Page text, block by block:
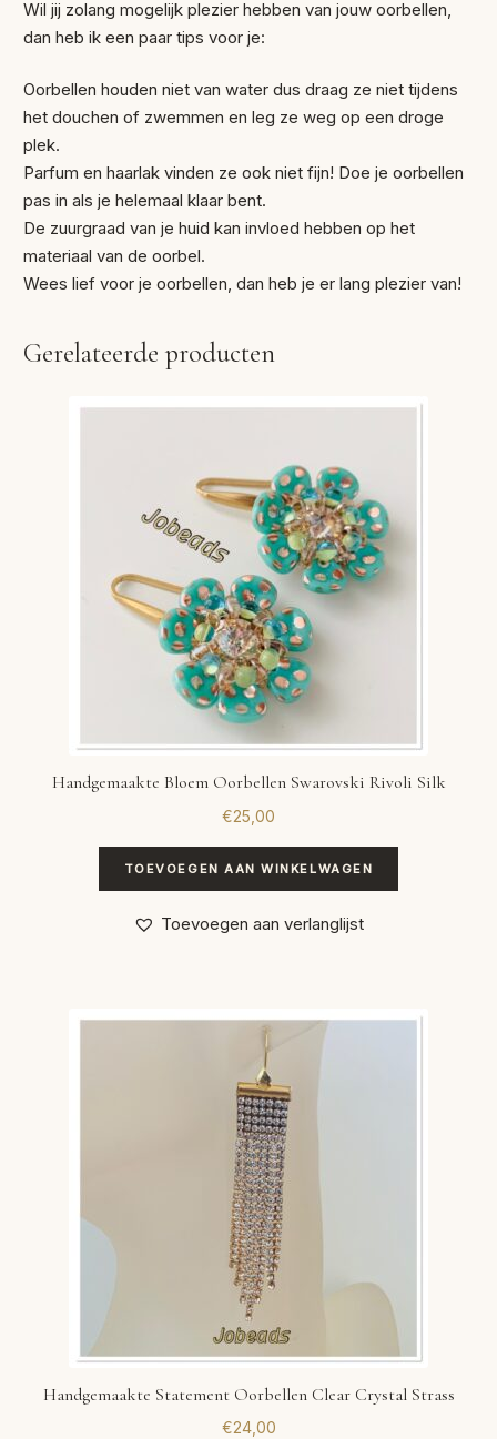
Wil jij zolang mogelijk plezier hebben van jouw oorbellen,
dan heb ik een paar tips voor je:
Oorbellen houden niet van water dus draag ze niet tijdens
het douchen of zwemmen en leg ze weg op een droge
plek.
Parfum en haarlak vinden ze ook niet fijn! Doe je oorbellen
pas in als je helemaal klaar bent.
De zuurgraad van je huid kan invloed hebben op het
materiaal van de oorbel.
Wees lief voor je oorbellen, dan heb je er lang plezier van!
Gerelateerde producten
Handgemaakte Bloem Oorbellen Swarovski Rivoli Silk
€25,00
TOEVOEGEN AAN WINKELWAGEN
Toevoegen aan verlanglijst
Handgemaakte Statement Oorbellen Clear Crystal Strass
€24,00